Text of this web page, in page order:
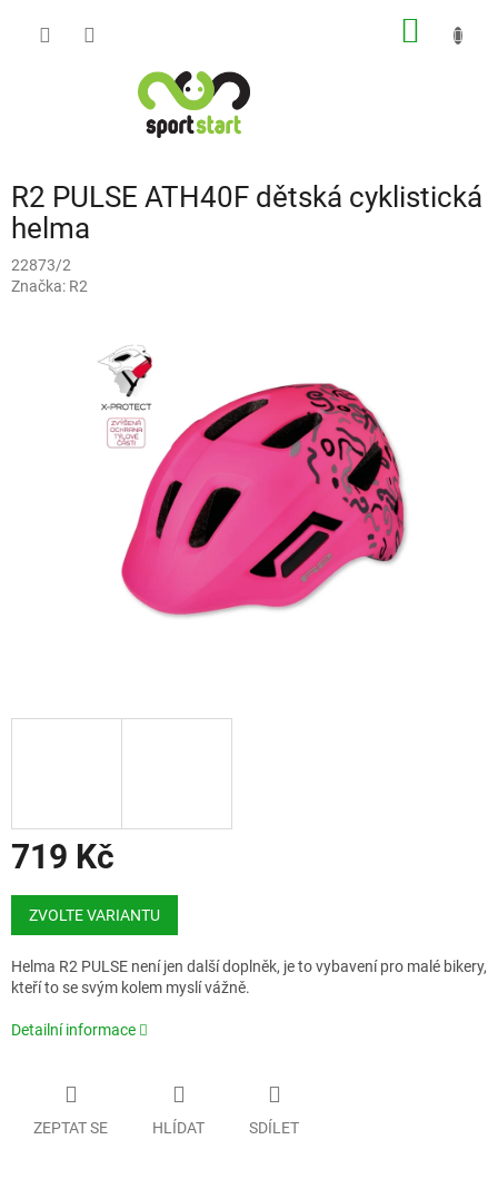
R2 PULSE ATH40F dětská cyklistická
helma
22873/2
Značka: R2
719 Kč
Měrná
cena:
ZVOLTE VARIANTU
Helma R2 PULSE není jen další doplněk, je to vybavení pro malé bikery,
kteří to se svým kolem myslí vážně.
Detailní informace
ZEPTAT SE HLÍDAT SDÍLET